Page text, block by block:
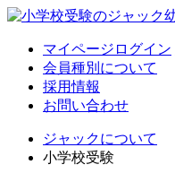
マイページログイン
会員種別について
採用情報
お問い合わせ
ジャックについて
小学校受験